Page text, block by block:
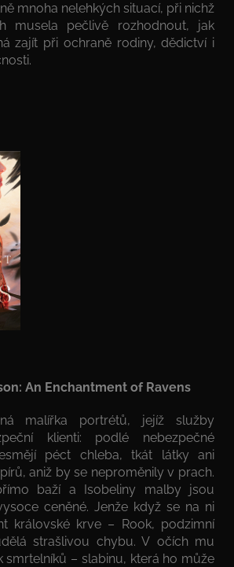
mnoha nelehkých situací, při nichž
musela pečlivě rozhodnout, jak
zajít při ochraně rodiny, dědictví i
An Enchantment of Ravens
malířka portrétů, jejíž služby
klienti: podlé nebezpečné
péct chleba, tkát látky ani
aniž by se neproměnily v prach.
baží a Isobeliny malby jsou
ceněné. Jenže když se na ni
královské krve – Rook, podzimní
strašlivou chybu. V očích mu
smrtelníků – slabinu, která ho může